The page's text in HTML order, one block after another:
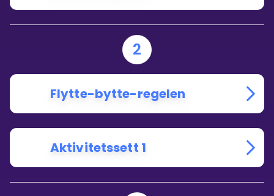
2
Flytte-bytte-regelen
Aktivitetssett 1